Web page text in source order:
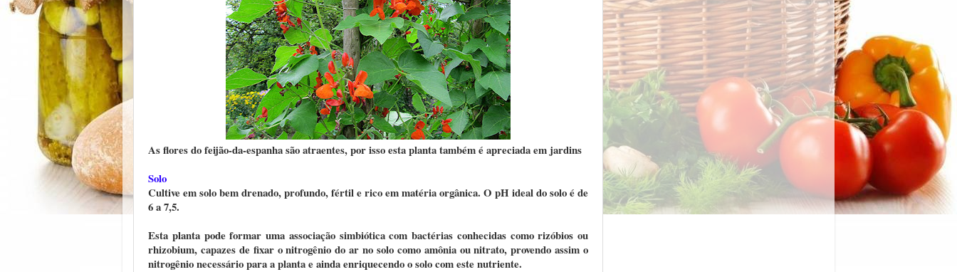
As flores do feijão-da-espanha são atraentes, por isso esta planta também é apreciada em jardins
Solo
Cultive em solo bem drenado, profundo, fértil e rico em matéria orgânica. O pH ideal do solo é de
6 a 7,5.
Esta planta pode formar uma associação simbiótica com bactérias conhecidas como rizóbios ou
rhizobium, capazes de fixar o nitrogênio do ar no solo como amônia ou nitrato, provendo assim o
nitrogênio necessário para a planta e ainda enriquecendo o solo com este nutriente.